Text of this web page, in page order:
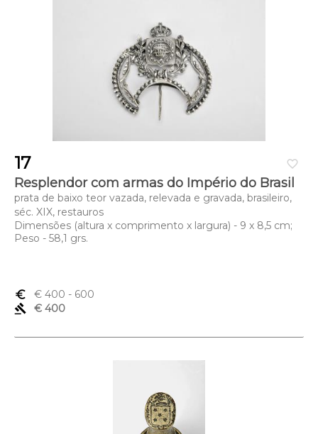
favorite_border
17
Resplendor com armas do Império do Brasil
prata de baixo teor vazada, relevada e gravada, brasileiro,
séc. XIX, restauros
Dimensões (altura x comprimento x largura) - 9 x 8,5 cm;
Peso - 58,1 grs.
euro_symbol € 400 - 600
gavel
€ 400